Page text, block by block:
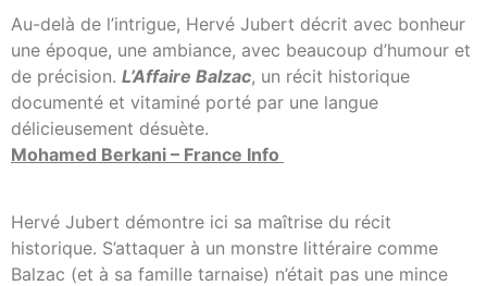
Au-delà de l’intrigue, Hervé Jubert décrit avec bonheur
une époque, une ambiance, avec beaucoup d’humour et
de précision. L’Affaire Balzac, un récit historique
documenté et vitaminé porté par une langue
délicieusement désuète.
Mohamed Berkani – France Info
Hervé Jubert démontre ici sa maîtrise du récit
historique. S’attaquer à un monstre littéraire comme
Balzac (et à sa famille tarnaise) n’était pas une mince